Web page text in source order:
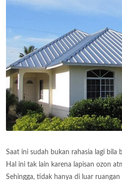
Saat ini sudah bukan rahasia lagi bila
Hal ini tak lain karena lapisan ozon
Sehingga, tidak hanya di luar ruangan